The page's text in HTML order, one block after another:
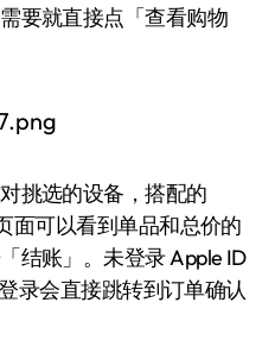
要就直接点「查看购物
挑选的设备，搭配的
面可以看到单品和总价的
结账」。未登录 Apple ID
录会直接跳转到订单确认